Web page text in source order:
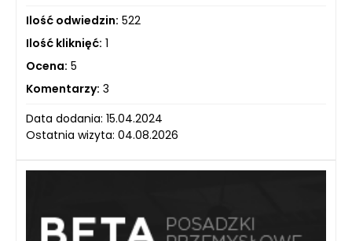
Ilość odwiedzin: 522
Ilość kliknięć: 1
Ocena: 5
Komentarzy: 3
Data dodania: 15.04.2024
Ostatnia wizyta: 04.08.2026